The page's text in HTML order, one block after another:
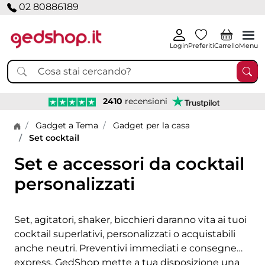
02 80886189
LoginPreferitiCarrelloMenu
2410 recensioni
Home page
Gadget a Tema
Gadget per la casa
Set cocktail
Set e accessori da cocktail
personalizzati
Set, agitatori, shaker, bicchieri daranno vita ai tuoi
cocktail superlativi, personalizzati o acquistabili
anche neutri. Preventivi immediati e consegne
express. GedShop mette a tua disposizione una